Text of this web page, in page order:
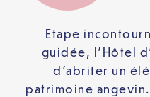
Etape
guidée, l’Hôtel
d’abriter un
patrimoine